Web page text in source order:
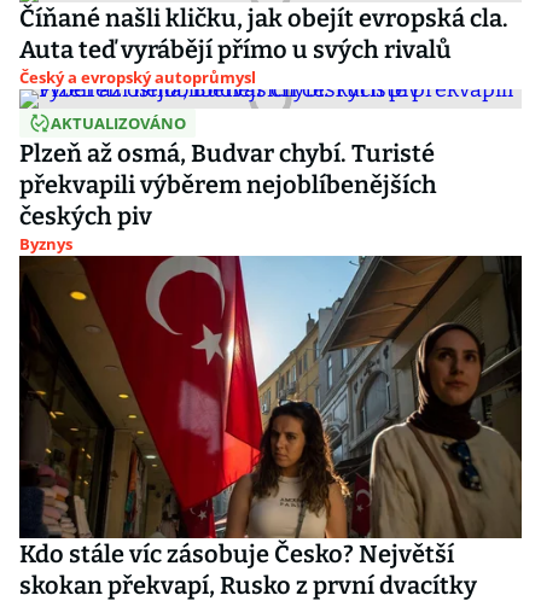
Číňané našli kličku, jak obejít evropská cla.
Auta teď vyrábějí přímo u svých rivalů
Český a evropský autoprůmysl
AKTUALIZOVÁNO
Plzeň až osmá, Budvar chybí. Turisté
překvapili výběrem nejoblíbenějších
českých piv
Byznys
Kdo stále víc zásobuje Česko? Největší
skokan překvapí, Rusko z první dvacítky